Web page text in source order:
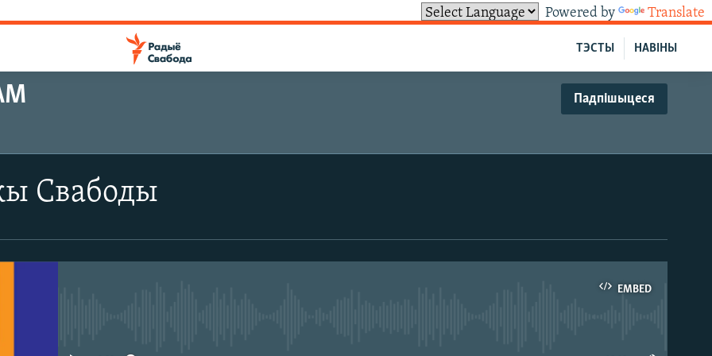
Powered by Translate
НАВІНЫ
ТЭСТЫ
Падпішыцеся
SoundCloud
CastBox
Свабоды
EMBED